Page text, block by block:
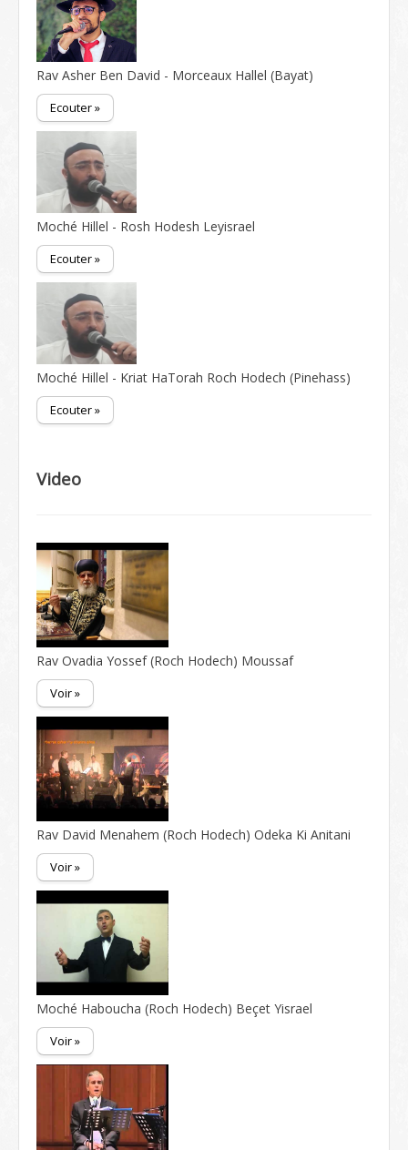
Rav Asher Ben David - Morceaux Hallel (Bayat)
Ecouter »
Moché Hillel - Rosh Hodesh Leyisrael
Ecouter »
Moché Hillel - Kriat HaTorah Roch Hodech (Pinehass)
Ecouter »
Video
Rav Ovadia Yossef (Roch Hodech) Moussaf
Voir »
Rav David Menahem (Roch Hodech) Odeka Ki Anitani
Voir »
Moché Haboucha (Roch Hodech) Beçet Yisrael
Voir »